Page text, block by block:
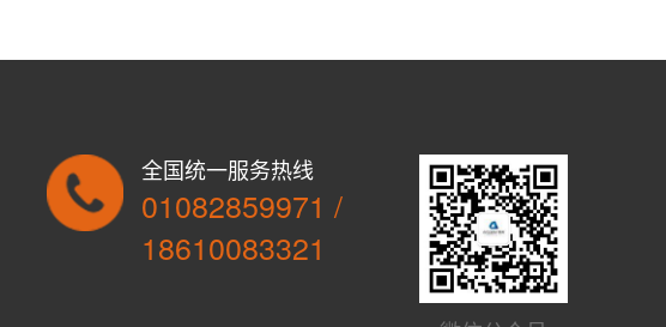
全国统一服务热线
01082859971 /
18610083321